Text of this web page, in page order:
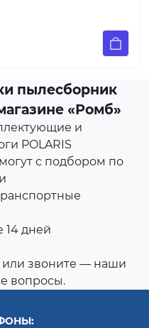
пылесборник
«Ромб»
и
POLARIS
с подбором по
14 дней
звоните — наши
вопросы.